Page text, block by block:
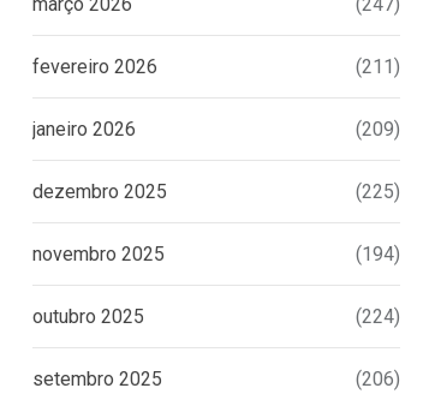
março 2026 (247)
fevereiro 2026 (211)
janeiro 2026 (209)
dezembro 2025 (225)
novembro 2025 (194)
outubro 2025 (224)
setembro 2025 (206)